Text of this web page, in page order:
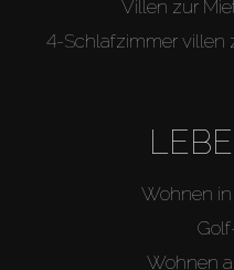
Villen zur
4-Schlafzimmer villen
Wohnen
Wohnen